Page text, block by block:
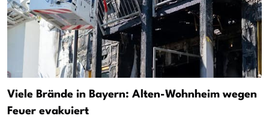
Viele Brände in Bayern: Alten-Wohnheim wegen
Feuer evakuiert